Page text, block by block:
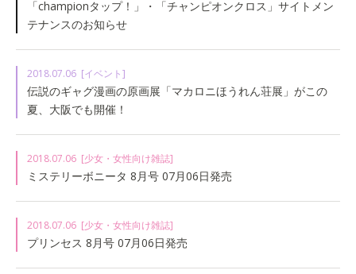
「championタップ！」・「チャンピオンクロス」サイトメン
テナンスのお知らせ
2018.07.06 [イベント]
伝説のギャグ漫画の原画展「マカロニほうれん荘展」がこの
夏、大阪でも開催！
2018.07.06 [少女・女性向け雑誌]
ミステリーボニータ 8月号 07月06日発売
2018.07.06 [少女・女性向け雑誌]
プリンセス 8月号 07月06日発売